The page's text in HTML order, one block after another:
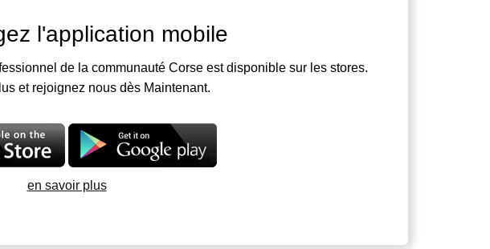
l'application mobile
de la communauté Corse est disponible sur les stores.
et rejoignez nous dès Maintenant.
en savoir plus